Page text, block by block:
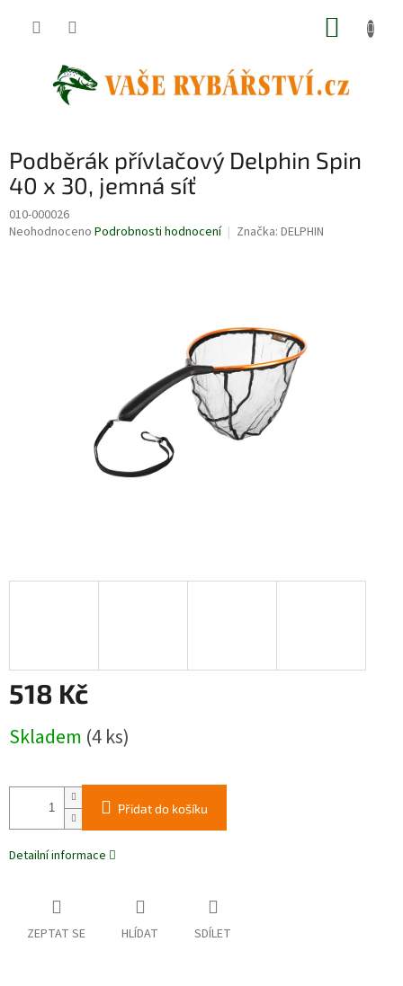
Podběrák přívlačový Delphin Spin
40 x 30, jemná síť
010-000026
Průměrné
Neohodnoceno Podrobnosti hodnocení Značka: DELPHIN
518 Kč
cena:
Skladem (4 ks)
Přidat do košíku
Detailní informace
ZEPTAT SE HLÍDAT SDÍLET